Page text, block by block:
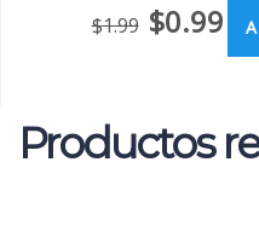
$1.99 $0.99
Productos